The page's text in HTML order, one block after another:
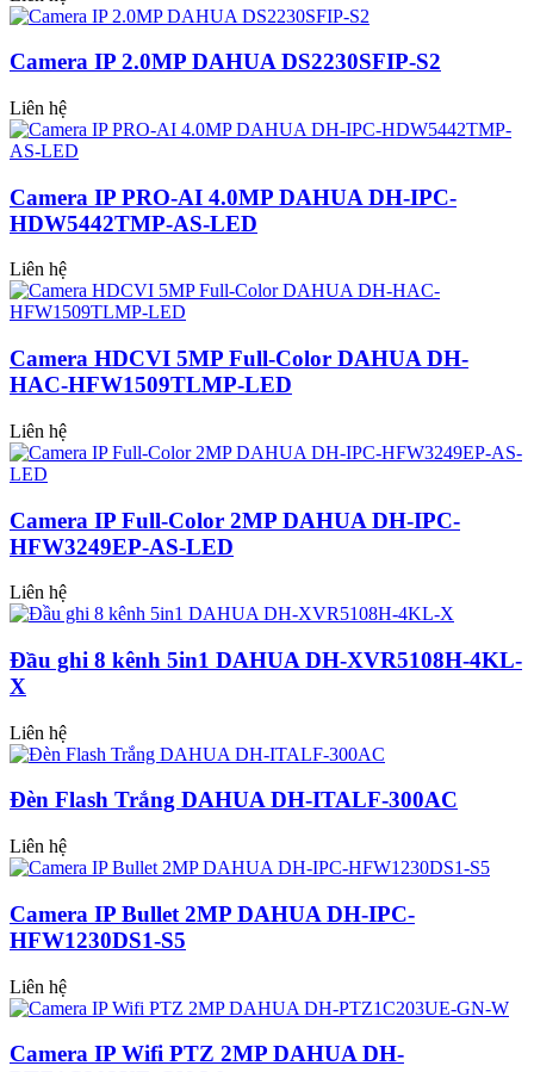
Camera IP 2.0MP DAHUA DS2230SFIP-S2
Liên hệ
Camera IP PRO-AI 4.0MP DAHUA DH-IPC-
HDW5442TMP-AS-LED
Liên hệ
Camera HDCVI 5MP Full-Color DAHUA DH-
HAC-HFW1509TLMP-LED
Liên hệ
Camera IP Full-Color 2MP DAHUA DH-IPC-
HFW3249EP-AS-LED
Liên hệ
Đầu ghi 8 kênh 5in1 DAHUA DH-XVR5108H-4KL-
X
Liên hệ
Đèn Flash Trắng DAHUA DH-ITALF-300AC
Liên hệ
Camera IP Bullet 2MP DAHUA DH-IPC-
HFW1230DS1-S5
Liên hệ
Camera IP Wifi PTZ 2MP DAHUA DH-